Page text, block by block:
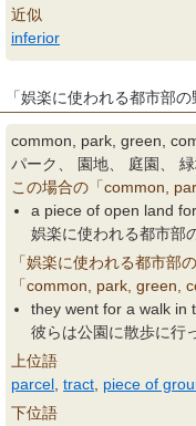
近似
inferior
「娯楽に使われる都市部
common, park, green,
パーク、 園地、 庭園、
この場合の「common,
a piece of open land
娯楽に使われる都市部
「娯楽に使われる都市部
「common, park, green,
they went for a walk in
彼らは公園に散歩に行
上位語
parcel tract piece of
下位語